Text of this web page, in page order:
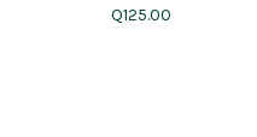
Q125.00